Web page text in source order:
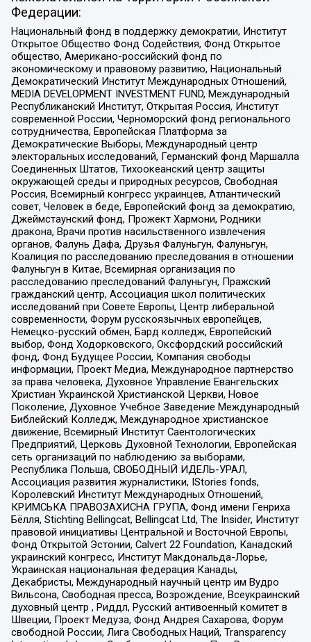
Федерации:
Национальный фонд в поддержку демократии, Институт
Открытое Общество Фонд Содействия, Фонд Открытое
общество, Американо-российский фонд по
экономическому и правовому развитию, Национальный
Демократический Институт Международных Отношений,
MEDIA DEVELOPMENT INVESTMENT FUND, Международный
Республиканский Институт, Открытая Россия, Институт
современной России, Черноморский фонд регионального
сотрудничества, Европейская Платформа за
Демократические Выборы, Международный центр
электоральных исследований, Германский фонд Маршалла
Соединенных Штатов, Тихоокеанский центр защиты
окружающей среды и природных ресурсов, Свободная
Россия, Всемирный конгресс украинцев, Атлантический
совет, Человек в беде, Европейский фонд за демократию,
Джеймстаунский фонд, Прожект Хармони, Родники
дракона, Врачи против насильственного извлечения
органов, Фалунь Дафа, Друзья Фалуньгун, Фалуньгун,
Коалиция по расследованию преследования в отношении
Фалуньгун в Китае, Всемирная организация по
расследованию преследований Фалуньгун, Пражский
гражданский центр, Ассоциация школ политических
исследований при Совете Европы, Центр либеральной
современности, Форум русскоязычных европейцев,
Немецко-русский обмен, Бард колледж, Европейский
выбор, Фонд Ходорковского, Оксфордский российский
фонд, Фонд Будущее России, Компания свободы
информации, Проект Медиа, Международное партнерство
за права человека, Духовное Управление Евангельских
Христиан Украинской Христианской Церкви, Новое
Поколение, Духовное Учебное Заведение Международный
Библейский Колледж, Международное христианское
движение, Всемирный Институт Саентологических
Предприятий, Церковь Духовной Технологии, Европейская
сеть организаций по наблюдению за выборами,
Республика Польша, СВОБОДНЫЙ ИДЕЛЬ-УРАЛ,
Ассоциация развития журналистики, IStories fonds,
Королевский Институт Международных Отношений,
КРИМСЬКА ПРАВОЗАХИСНА ГРУПА, Фонд имени Генриха
Бёлля, Stichting Bellingcat, Bellingcat Ltd, The Insider, Институт
правовой инициативы Центральной и Восточной Европы,
Фонд Открытой Эстонии, Calvert 22 Foundation, Канадский
украинский конгресс, Институт Макдональда-Лорье,
Украинская национальная федерация Канады,
Декабристы, Международный научный центр им Вудро
Вильсона, Свободная пресса, Возрождение, Всеукраинский
духовный центр , Риддл, Русский антивоенный комитет в
Швеции, Проект Медуза, Фонд Андрея Сахарова, Форум
свободной России, Лига Свободных Наций, Transparеncy